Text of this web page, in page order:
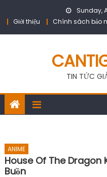
Sunday,
Giới thiệu
Chính sách bảo
TIN TỨC
ANIME
House Of The Dragon
Buồn